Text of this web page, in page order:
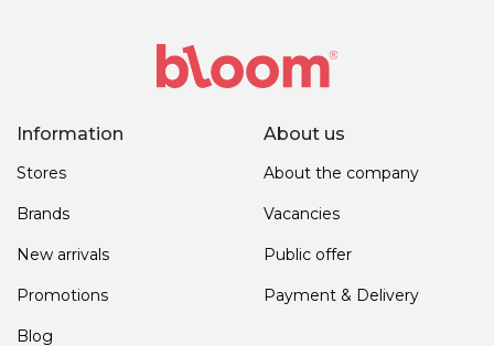
Information
Stores
Brands
New arrivals
Promotions
Blog
About us
About the company
Vacancies
Public offer
Payment & Delivery